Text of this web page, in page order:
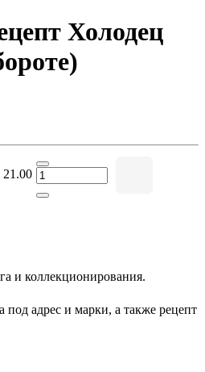
Холодец
21.00
и коллекционирования.
под адрес и марки, а также рецепт